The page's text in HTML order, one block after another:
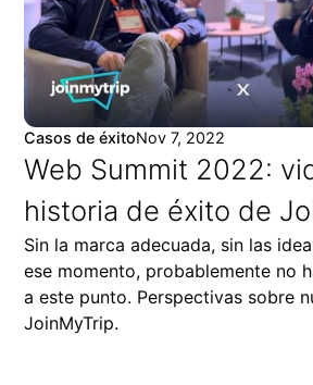
Casos de éxitoNov 7, 2022
Web Summit 2022:
historia de éxito de
Sin la marca adecuada, sin las
ese momento, probablemente no
a este punto. Perspectivas sobre
JoinMyTrip.